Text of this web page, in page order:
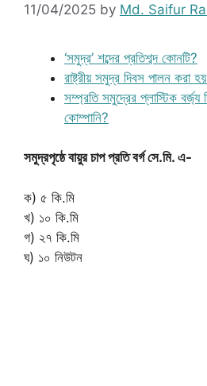
11/04/2025 by Md. Saifur
‘সমুদ্র’ শব্দের প্রতিশব্দ কোনটি?
রাষ্ট্রীয় সমুদ্র দিবস পালন করা
সম্প্রতি সমুদ্রের প্লাস্টিক বর্জ্য
কোম্পানি?
সমুদ্রপৃষ্ঠে বায়ুর চাপ প্রতি বর্গ সে.মি. এ-
ক) ৫ কি.মি
খ) ১০ কি.মি
গ) ২৭ কি.মি
ঘ) ১০ নিউটন